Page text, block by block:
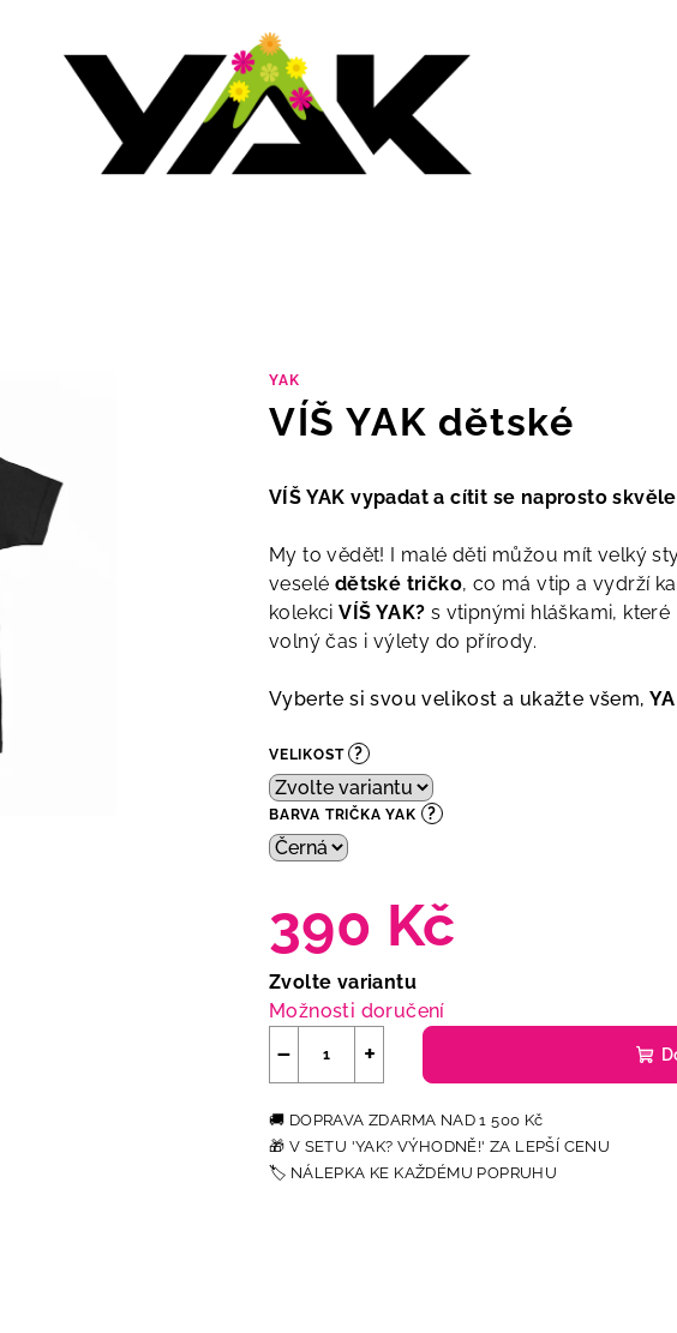
YAK
VÍŠ YAK dětské
VÍŠ YAK vypadat a cítit se naprosto
My to vědět! I malé děti můžou mít velký
veselé dětské tričko, co má vtip a vydrží
kolekciVÍŠ YAK? s vtipnými hláškami,
volný čas i výlety do přírody.
Vyberte si svou velikost a ukažte všem,
VELIKOST ?
BARVA TRIČKA YAK ?
390 Kč
Měrná
cena:
Zvolte variantu
Možnosti doručení
+
−